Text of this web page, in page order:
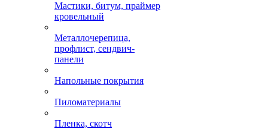
Мастики, битум, праймер
кровельный
Металлочерепица,
профлист, сендвич-
панели
Напольные покрытия
Пиломатериалы
Пленка, скотч